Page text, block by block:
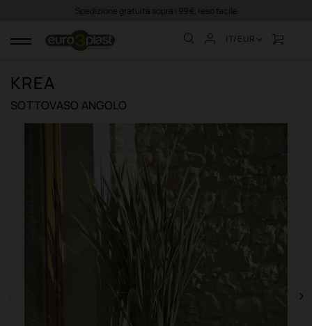
Spedizione gratuita sopra i 99 €, reso facile
navigazione IT/EUR
KREA
SOTTOVASO ANGOLO